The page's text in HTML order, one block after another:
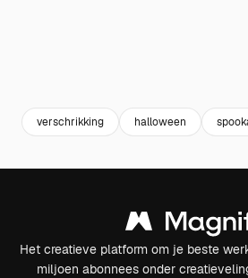
verschrikking halloween
Het creatieve platform om je beste
miljoen abonnees onder